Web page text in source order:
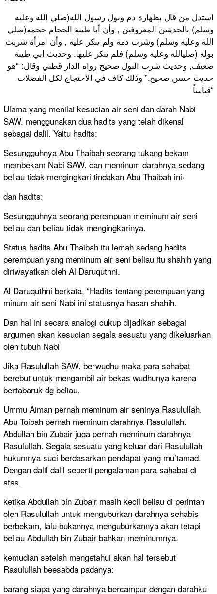
استدل من قال بطهارة دم وبول رسول الله(صلي الله وعليه
وسلم) بالحديثين المعروفين , وأن أبا طيبة الحجام حجمه(صلي
الله وعليه وسلم) وشرب دمه ولم ينكر عليه , وأن امرأة شربت
بوله (صليالله وعليه وسلم) فلم ينكر عليها. وحديث ابي طيبة
ضعيف, وحديث شرب البول صحيح رواه الدار قطني وقال: “هو
حديث حسن صحيح.” وذلك كاف في الاحتجاج لكل الفضلات
قياساً“
Ulama yang menilai kesucian air seni dan darah Nabi
SAW. menggunakan dua hadits yang telah dikenal
sebagai dalil. Yaitu hadits:
Sesungguhnya Abu Thaibah seorang tukang bekam
membekam Nabi SAW. dan meminum darahnya sedang
beliau tidak mengingkari tindakan Abu Thaibah ini·
dan hadits:
Sesungguhnya seorang perempuan meminum air seni
beliau dan beliau tidak mengingkarinya.
Status hadits Abu Thaibah itu lemah sedang hadits
perempuan yang meminum air seni beliau itu shahih yang
diriwayatkan oleh Al Daruquthni.
Al Daruquthni berkata, “Hadits tentang perempuan yang
minum air seni Nabi ini statusnya hasan shahih.
Dan hal ini secara analogi cukup dijadikan sebagai
argumen akan kesucian segala sesuatu yang dikeluarkan
oleh tubuh Nabi
Jika Rasulullah SAW. berwudhu maka para sahabat
berebut untuk mengambil air bekas wudhunya karena
bertabaruk dg beliau.
Ummu Aiman pernah meminum air seninya Rasulullah.
Abu Toibah pernah meminum darahnya Rasulullah.
Abdullah bin Zubair juga pernah meminum darahnya
Rasulullah. Segala sesuatu yang keluar dari Rasulullah
hukumnya suci berdasarkan pendapat yang mu’tamad.
Dengan dalil dalil seperti pengalaman para sahabat di
atas.
ketika Abdullah bin Zubair masih kecil beliau di perintah
oleh Rasulullah untuk menguburkan darahnya sehabis
berbekam, lalu bukannya menguburkannya akan tetapi
beliau Abdullah bin Zubair bahkan meminumnya.
kemudian setelah mengetahui akan hal tersebut
Rasulullah beesabda padanya:
barang siapa yang darahnya bercampur dengan darahku